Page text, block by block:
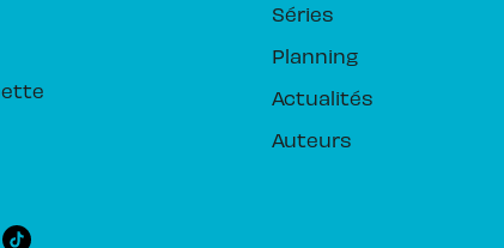
Séries
Planning
Actualités
Auteurs